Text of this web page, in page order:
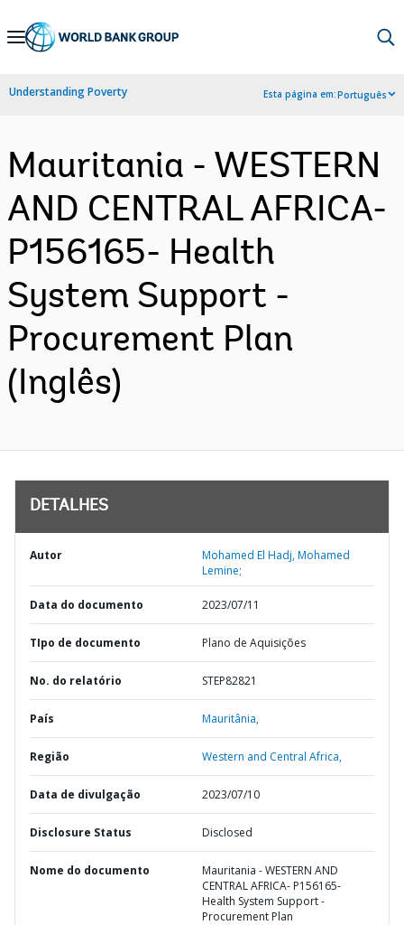
Skip
Navigation
Understanding Poverty Esta página em:Português
Mauritania - WESTERN
AND CENTRAL AFRICA-
P156165- Health
System Support -
Procurement Plan
(Inglês)
DETALHES
Autor
Mohamed El Hadj, Mohamed
Lemine;
Data do documento 2023/07/11
TIpo de documento Plano de Aquisições
No. do relatório STEP82821
País Mauritânia,
Região Western and Central Africa,
Data de divulgação 2023/07/10
Disclosure Status Disclosed
Nome do documento
Mauritania - WESTERN AND
CENTRAL AFRICA- P156165-
Health System Support -
Procurement Plan